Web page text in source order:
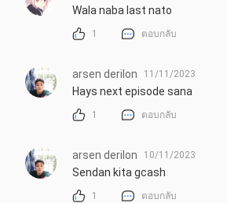
Wala naba last nato
1 ตอบกลับ
arsen derilon 11/11/2023
Hays next episode sana
1 ตอบกลับ
arsen derilon 10/11/2023
Sendan kita gcash
1 ตอบกลับ